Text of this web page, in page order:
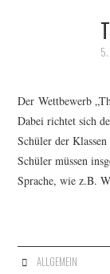
Der Wettbewerb
Dabei richtet sich
Schüler der
Schüler müssen
Sprache, wie z.B.
ALLGEMEIN